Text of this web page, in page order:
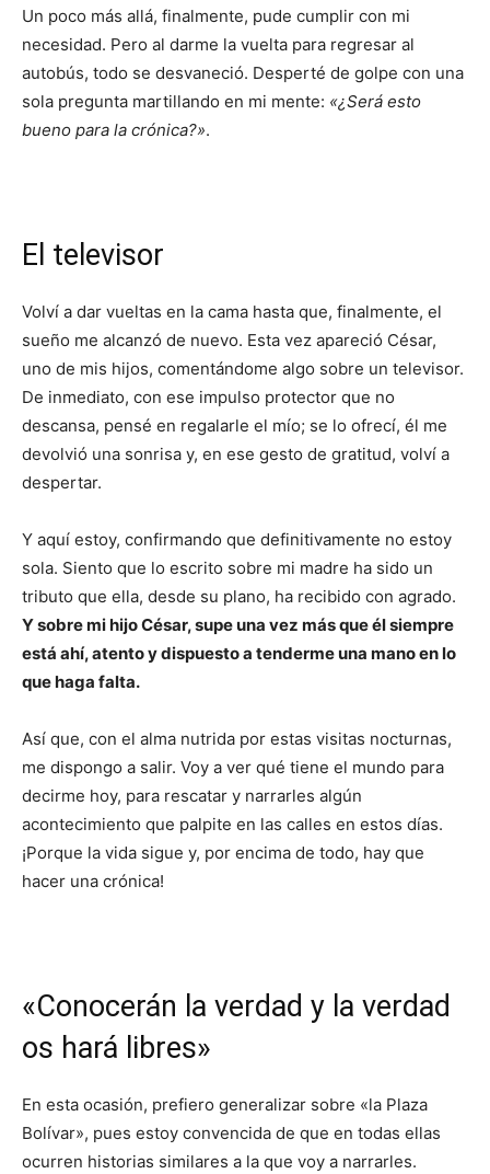
Un poco más allá, finalmente, pude cumplir con mi
necesidad. Pero al darme la vuelta para regresar al
autobús, todo se desvaneció. Desperté de golpe con una
sola pregunta martillando en mi mente: «¿Será esto
bueno para la crónica?».
El televisor
Volví a dar vueltas en la cama hasta que, finalmente, el
sueño me alcanzó de nuevo. Esta vez apareció César,
uno de mis hijos, comentándome algo sobre un televisor.
De inmediato, con ese impulso protector que no
descansa, pensé en regalarle el mío; se lo ofrecí, él me
devolvió una sonrisa y, en ese gesto de gratitud, volví a
despertar.
Y aquí estoy, confirmando que definitivamente no estoy
sola. Siento que lo escrito sobre mi madre ha sido un
tributo que ella, desde su plano, ha recibido con agrado.
Y sobre mi hijo César, supe una vez más que él siempre
está ahí, atento y dispuesto a tenderme una mano en lo
que haga falta.
Así que, con el alma nutrida por estas visitas nocturnas,
me dispongo a salir. Voy a ver qué tiene el mundo para
decirme hoy, para rescatar y narrarles algún
acontecimiento que palpite en las calles en estos días.
¡Porque la vida sigue y, por encima de todo, hay que
hacer una crónica!
«Conocerán la verdad y la verdad
os hará libres»
En esta ocasión, prefiero generalizar sobre «la Plaza
Bolívar», pues estoy convencida de que en todas ellas
ocurren historias similares a la que voy a narrarles.